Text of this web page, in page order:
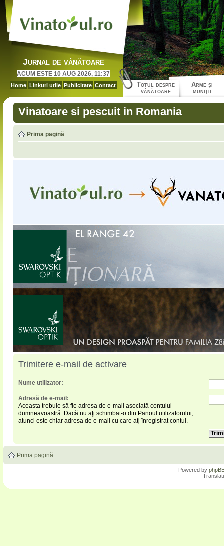
Jurnal de vânătoare
ACUM ESTE 10 AUG 2026, 11:37
Home Linkuri utile Publicitate Contact
Totul despre
vânătoare
Arme şi
muniţii
Vinatoare si pescuit in Romania
Prima pagină
Trimitere e-mail de activare
Nume utilizator:
Adresă de e-mail:
Aceasta trebuie să fie adresa de e-mail asociată contului
dumneavoastră. Dacă nu aţi schimbat-o din Panoul utilizatorului,
atunci este chiar adresa de e-mail cu care aţi înregistrat contul.
Prima pagină
Powered by